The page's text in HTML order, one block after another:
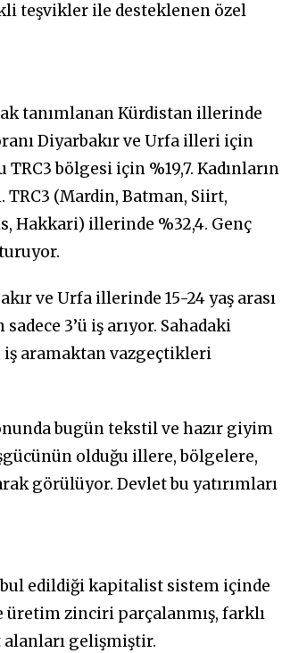
teşvikler ile desteklenen özel
tanımlanan Kürdistan illerinde
Diyarbakır ve Urfa illeri için
bölgesi için %19,7. Kadınların
(Mardin, Batman, Siirt,
Hakkari) illerinde %32,4. Genç
ve Urfa illerinde 15-24 yaş arası
3’ü iş arıyor. Sahadaki
iş aramaktan vazgeçtikleri
bugün tekstil ve hazır giyim
olduğu illere, bölgelere,
görülüyor. Devlet bu yatırımları
edildiği kapitalist sistem içinde
zinciri parçalanmış, farklı
gelişmiştir.